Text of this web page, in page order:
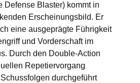
Defense Blaster) kommt in
Erscheinungsbild. Er
eine ausgeprägte Führigkeit
und Vorderschaft im
Durch den Double-Action
Repetiervorgang
durchgeführt